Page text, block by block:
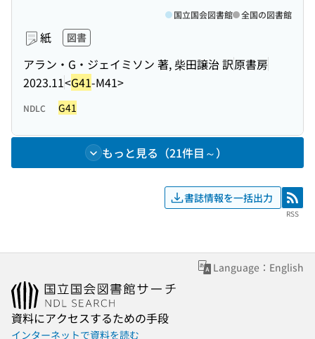
紙 図書
アラン・G・ジェイミソン 著, 柴田譲治 訳原書房
2023.11<G41-M41>
国立国会図書館 全国の図書館
NDLC G41
もっと見る（21件目～）
書誌情報を一括出力 RSS
RSS
Language：English
資料にアクセスするための手段
インターネットで資料を読む